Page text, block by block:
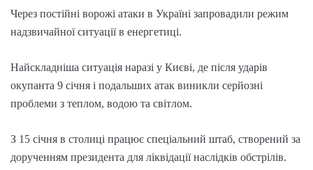
Через постійні ворожі атаки в Україні запровадили режим
надзвичайної ситуації в енергетиці.
Найскладніша ситуація наразі у Києві, де після ударів
окупанта 9 січня і подальших атак виникли серйозні
проблеми з теплом, водою та світлом.
З 15 січня в столиці працює спеціальний штаб, створений за
дорученням президента для ліквідації наслідків обстрілів.